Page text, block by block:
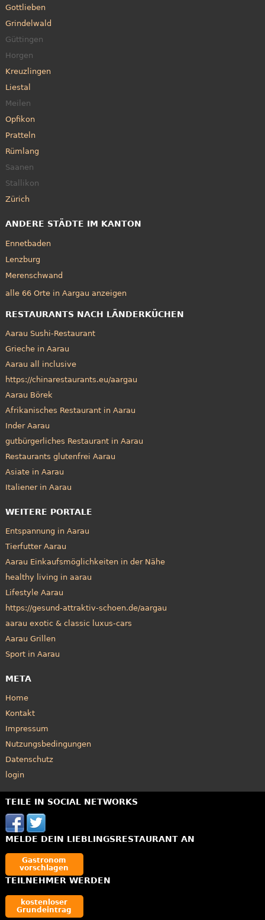
Gottlieben
Grindelwald
Güttingen
Horgen
Kreuzlingen
Liestal
Meilen
Opfikon
Pratteln
Rümlang
Saanen
Stallikon
Zürich
ANDERE STÄDTE IM KANTON
Ennetbaden
Lenzburg
Merenschwand
alle 66 Orte in Aargau anzeigen
RESTAURANTS NACH LÄNDERKÜCHEN
Aarau Sushi-Restaurant
Grieche in Aarau
Aarau all inclusive
https://chinarestaurants.eu/aargau
Aarau Börek
Afrikanisches Restaurant in Aarau
Inder Aarau
gutbürgerliches Restaurant in Aarau
Restaurants glutenfrei Aarau
Asiate in Aarau
Italiener in Aarau
WEITERE PORTALE
Entspannung in Aarau
Tierfutter Aarau
Aarau Einkaufsmöglichkeiten in der Nähe
healthy living in aarau
Lifestyle Aarau
https://gesund-attraktiv-schoen.de/aargau
aarau exotic & classic luxus-cars
Aarau Grillen
Sport in Aarau
META
Home
Kontakt
Impressum
Nutzungsbedingungen
Datenschutz
login
TEILE IN SOCIAL NETWORKS
MELDE DEIN LIEBLINGSRESTAURANT AN
Gastronom
vorschlagen
TEILNEHMER WERDEN
kostenloser
Grundeintrag